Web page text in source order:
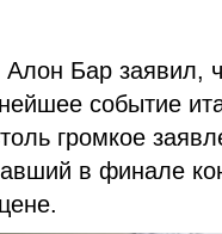
Бар
событие
громкое
в финале